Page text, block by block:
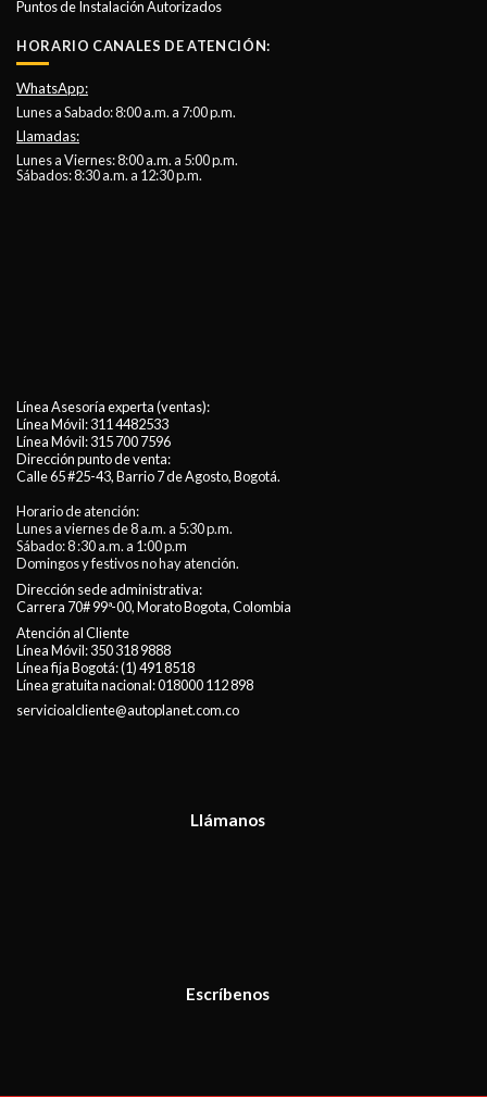
Puntos de Instalación Autorizados
HORARIO CANALES DE ATENCIÓN:
WhatsApp:
Lunes a Sabado: 8:00 a.m. a 7:00 p.m.
Llamadas:
Lunes a Viernes: 8:00 a.m. a 5:00 p.m.
Sábados: 8:30 a.m. a 12:30 p.m.
Línea Asesoría experta (ventas):
Línea Móvil:311 4482533
Línea Móvil:315 700 7596
Dirección punto de venta:
Calle 65 #25-43, Barrio 7 de Agosto, Bogotá.
Horario de atención:
Lunes a viernes de 8 a.m. a 5:30 p.m.
Sábado: 8 :30 a.m. a 1:00 p.m
Domingos y festivos no hay atención.
Dirección sede administrativa:
Carrera 70# 99ª-00, Morato Bogota, Colombia
Atención al Cliente
Línea Móvil:350 318 9888
Línea fija Bogotá:(1) 491 8518
Línea gratuita nacional:018000 112 898
servicioalcliente@autoplanet.com.co
Llámanos
Escríbenos